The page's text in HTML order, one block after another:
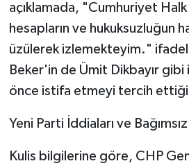
açıklamada, "Cumhuriyet
hesapların ve hukuksuzluğun
üzülerek izlemekteyim."
Beker'in de Ümit Dikbayır
önce istifa etmeyi tercih
Yeni Parti İddiaları ve
Kulis bilgilerine göre, CHP